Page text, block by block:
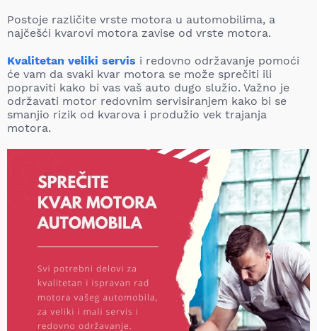
Postoje različite vrste motora u automobilima, a
najčešći kvarovi motora zavise od vrste motora.
Kvalitetan veliki servis i redovno održavanje pomoći
će vam da svaki kvar motora se može sprečiti ili
popraviti kako bi vas vaš auto dugo služio. Važno je
održavati motor redovnim servisiranjem kako bi se
smanjio rizik od kvarova i produžio vek trajanja
motora.